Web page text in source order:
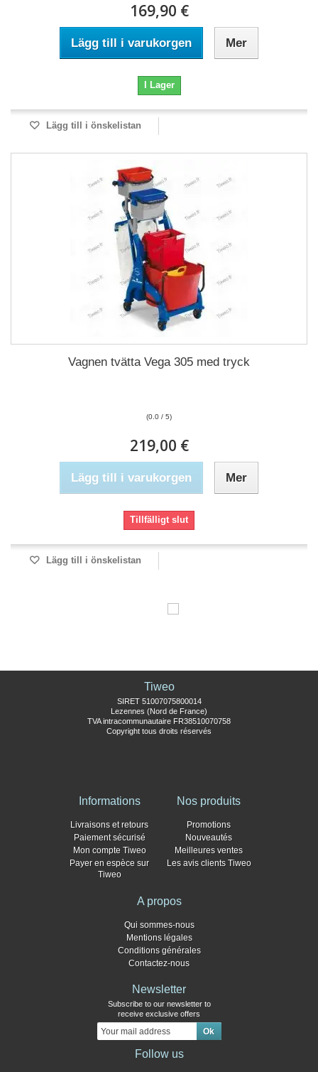
169,90 €
Lägg till i varukorgen Mer
I Lager
Lägg till i önskelistan
Vagnen tvätta Vega 305 med tryck
(0.0 / 5)
219,00 €
Lägg till i varukorgen Mer
Tillfälligt slut
Lägg till i önskelistan
Tiweo
SIRET 51007075800014
Lezennes (Nord de France)
TVA intracommunautaire FR38510070758
Copyright tous droits réservés
Informations
Livraisons et retours
Paiement sécurisé
Mon compte Tiweo
Payer en espèce sur
Tiweo
Nos produits
Promotions
Nouveautés
Meilleures ventes
Les avis clients Tiweo
A propos
Qui sommes-nous
Mentions légales
Conditions générales
Contactez-nous
Newsletter
Subscribe to our newsletter to
receive exclusive offers
Follow us